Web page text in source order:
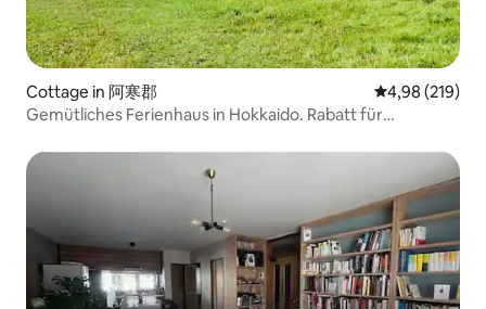
Cottage in 阿寒郡
4,98 (219)
Gemütliches Ferienhaus in Hokkaido. Rabatt für